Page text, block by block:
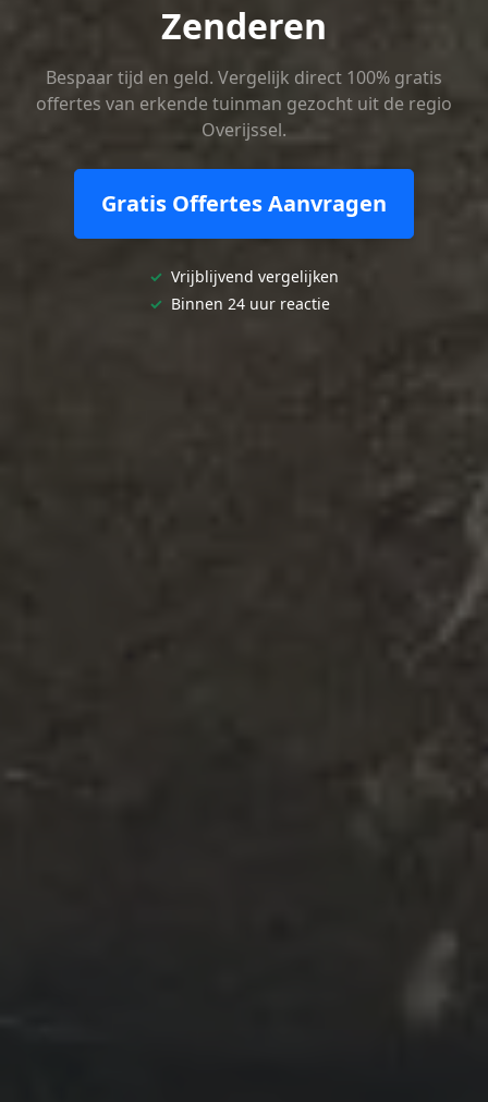
Zenderen
Bespaar tijd en geld. Vergelijk direct 100% gratis
offertes van erkende tuinman gezocht uit de regio
Overijssel.
Gratis Offertes Aanvragen
✓ Vrijblijvend vergelijken
✓ Binnen 24 uur reactie